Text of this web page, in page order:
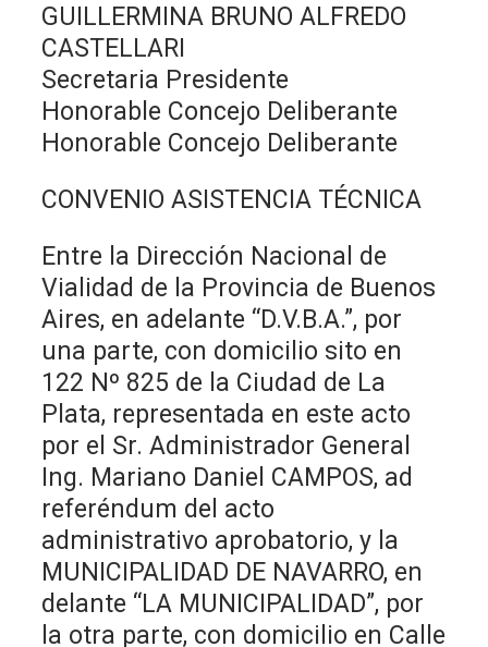
GUILLERMINA BRUNO ALFREDO
CASTELLARI
Secretaria Presidente
Honorable Concejo Deliberante
Honorable Concejo Deliberante
CONVENIO ASISTENCIA TÉCNICA
Entre la Dirección Nacional de
Vialidad de la Provincia de Buenos
Aires, en adelante “D.V.B.A.”, por
una parte, con domicilio sito en
122 Nº 825 de la Ciudad de La
Plata, representada en este acto
por el Sr. Administrador General
Ing. Mariano Daniel CAMPOS, ad
referéndum del acto
administrativo aprobatorio, y la
MUNICIPALIDAD DE NAVARRO, en
delante “LA MUNICIPALIDAD”, por
la otra parte, con domicilio en Calle